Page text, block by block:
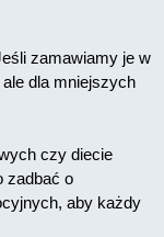
zamawiamy je w
dla mniejszych
czy diecie
zadbać o
aby każdy